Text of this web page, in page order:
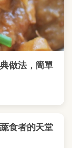
做法，簡單
食者的天堂